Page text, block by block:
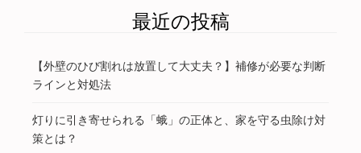
最近の投稿
【外壁のひび割れは放置して大丈夫？】補修が必要な判断
ラインと対処法
灯りに引き寄せられる「蛾」の正体と、家を守る虫除け対
策とは？